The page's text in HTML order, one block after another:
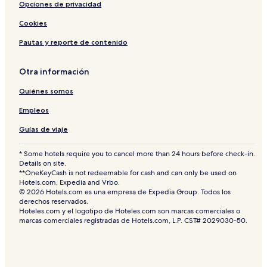
Opciones de privacidad
Cookies
Pautas y reporte de contenido
Otra información
Quiénes somos
Empleos
Guías de viaje
* Some hotels require you to cancel more than 24 hours before check-in.
Details on site.
**OneKeyCash is not redeemable for cash and can only be used on
Hotels.com, Expedia and Vrbo.
© 2026 Hotels.com es una empresa de Expedia Group. Todos los
derechos reservados.
Hoteles.com y el logotipo de Hoteles.com son marcas comerciales o
marcas comerciales registradas de Hotels.com, L.P. CST# 2029030-50.